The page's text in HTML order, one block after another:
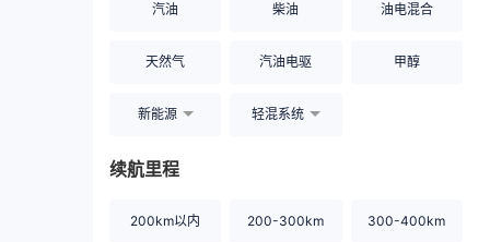
汽油 柴油 油电混合
天然气 汽油电驱 甲醇
新能源 轻混系统
续航里程
200km以内 200-300km 300-400km